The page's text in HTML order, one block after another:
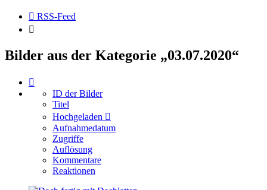
RSS-Feed
Bilder aus der Kategorie „03.07.2020“
ID der Bilder
Titel
Hochgeladen
Aufnahmedatum
Zugriffe
Auflösung
Kommentare
Reaktionen